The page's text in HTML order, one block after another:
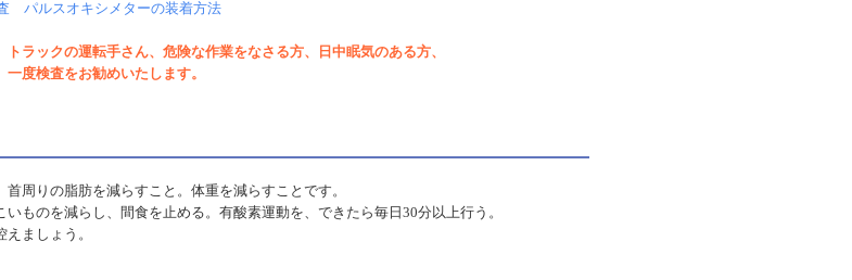
パルスオキシメターの装着方法
トラックの運転手さん、危険な作業をなさる方、日中眠気のある方、
一度検査をお勧めいたします。
首周りの脂肪を減らすこと。体重を減らすことです。
いものを減らし、間食を止める。有酸素運動を、できたら毎日30分以上行う。
ましょう。